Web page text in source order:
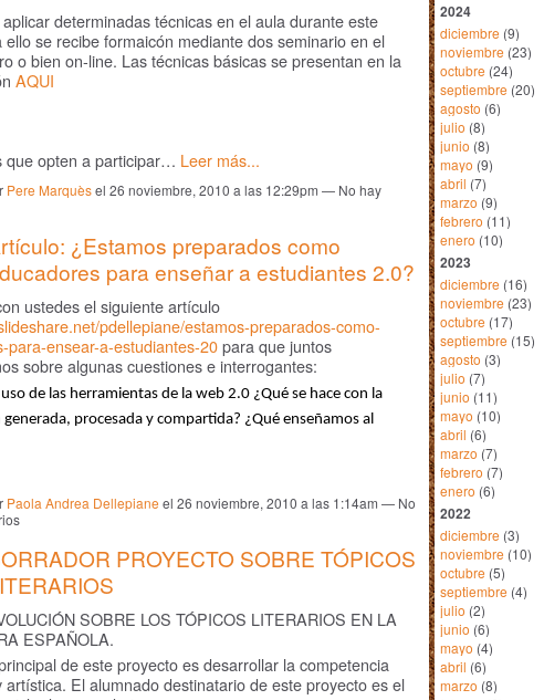
determinadas técnicas en el aula durante este
ello se recibe formaicón mediante dos seminario en el
o bien on-line. Las técnicas básicas se presentan en la
AQUI
que opten a participar… Leer más...
Pere Marquèsel 26 noviembre, 2010 a las 12:29pm — No hay
¿Estamos preparados como
para enseñar a estudiantes 2.0?
ustedes el siguiente artículo
pdellepiane/estamos-preparados-como-
para-ensear-a-estudiantes-20para que juntos
sobre algunas cuestiones e interrogantes:
de las herramientas de la web 2.0 ¿Qué se hace con la
procesada y compartida? ¿Qué enseñamos al
Paola Andrea Dellepiane el 26 noviembre, 2010 a las 1:14am — No
PROYECTO SOBRE TÓPICOS
SOBRE LOS TÓPICOS LITERARIOS EN LA
ESPAÑOLA.
de este proyecto es desarrollar la competencia
artística. El alumnado destinatario de este proyecto es el
2024
diciembre (9)
noviembre (23)
octubre (24)
septiembre (20)
agosto (6)
julio (8)
junio (8)
mayo (9)
abril (7)
marzo (9)
febrero (11)
enero (10)
2023
diciembre (16)
noviembre (23)
octubre (17)
septiembre (15)
agosto (3)
julio (7)
junio (11)
mayo (10)
abril (6)
marzo (7)
febrero (7)
enero (6)
2022
diciembre (3)
noviembre (10)
octubre (5)
septiembre (4)
julio (2)
junio (6)
mayo (4)
abril (6)
marzo (8)